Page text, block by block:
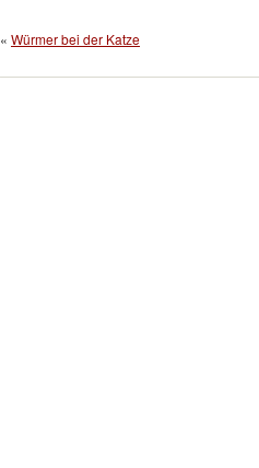
« Würmer bei der Katze